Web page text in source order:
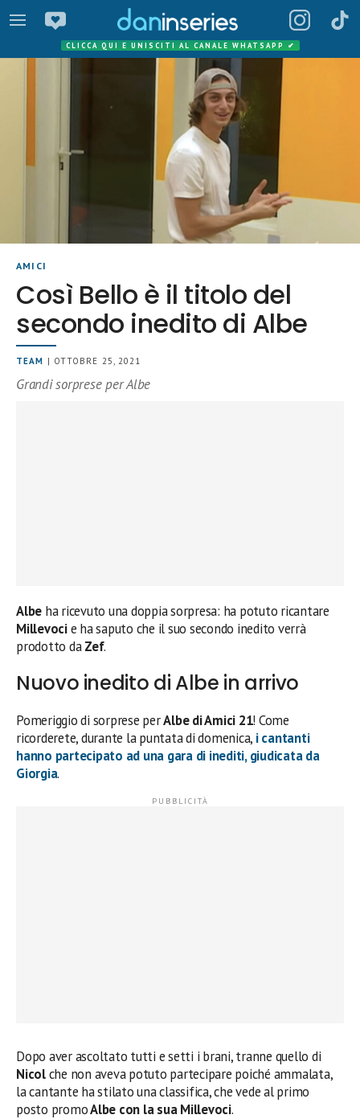
CLICCA QUI E UNISCITI AL CANALE WHATSAPP ✔
AMICI
Così Bello è il titolo del
secondo inedito di Albe
TEAM | OTTOBRE 25, 2021
Grandi sorprese per Albe
Albe ha ricevuto una doppia sorpresa: ha potuto ricantare
Millevocie ha saputo che il suo secondo inedito verrà
prodotto daZef.
Nuovo inedito di Albe in arrivo
Pomeriggio di sorprese perAlbe di Amici 21! Come
ricorderete, durante la puntata di domenica, i cantanti
hanno partecipato ad una gara di inediti, giudicata da
Giorgia.
Dopo aver ascoltato tutti e setti i brani, tranne quello di
Nicolche non aveva potuto partecipare poiché ammalata,
la cantante ha stilato una classifica, che vede al primo
posto promoAlbe con la sua Millevoci.